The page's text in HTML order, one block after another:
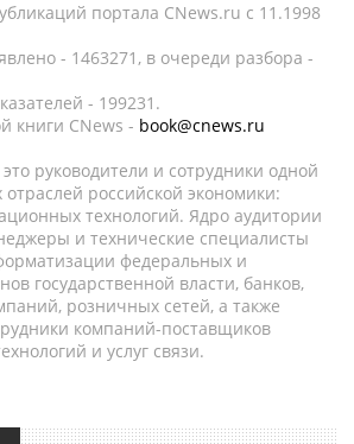
портала CNews.ru c 11.1998
- 1463271, в очереди разбора -
- 199231.
книги CNews - book@cnews.ru
руководители и сотрудники одной
российской экономики:
технологий. Ядро аудитории
и технические специалисты
федеральных и
государственной власти, банков,
розничных сетей, а также
компаний-поставщиков
и услуг связи.